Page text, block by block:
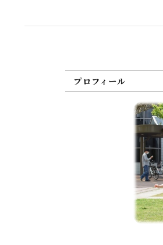
プロフィール